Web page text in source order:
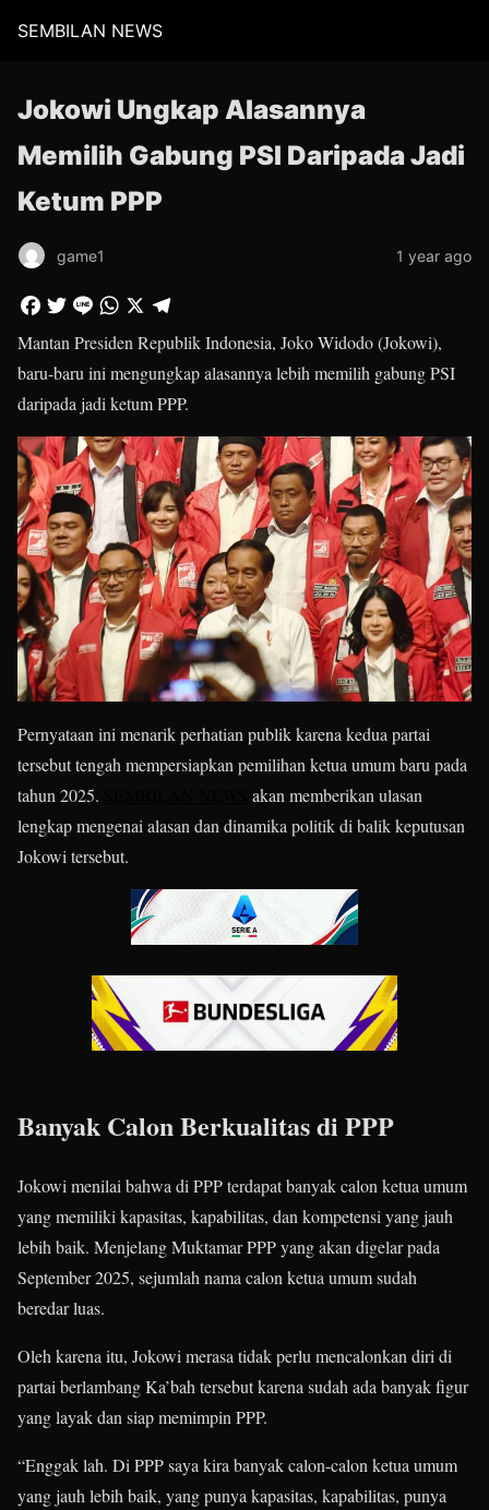
SEMBILAN NEWS
Jokowi Ungkap Alasannya
Memilih Gabung PSI Daripada Jadi
Ketum PPP
game1 1 year ago
Mantan Presiden Republik Indonesia, Joko Widodo (Jokowi),
baru-baru ini mengungkap alasannya lebih memilih gabung PSI
daripada jadi ketum PPP.
Pernyataan ini menarik perhatian publik karena kedua partai
tersebut tengah mempersiapkan pemilihan ketua umum baru pada
tahun 2025.
akan memberikan ulasan
lengkap mengenai alasan dan dinamika politik di balik keputusan
Jokowi tersebut.
Banyak Calon Berkualitas di PPP
Jokowi menilai bahwa di PPP terdapat banyak calon ketua umum
yang memiliki kapasitas, kapabilitas, dan kompetensi yang jauh
lebih baik. Menjelang Muktamar PPP yang akan digelar pada
September 2025, sejumlah nama calon ketua umum sudah
beredar luas.
Oleh karena itu, Jokowi merasa tidak perlu mencalonkan diri di
partai berlambang Ka’bah tersebut karena sudah ada banyak figur
yang layak dan siap memimpin PPP.
“Enggak lah. Di PPP saya kira banyak calon-calon ketua umum
yang jauh lebih baik, yang punya kapasitas, kapabilitas, punya